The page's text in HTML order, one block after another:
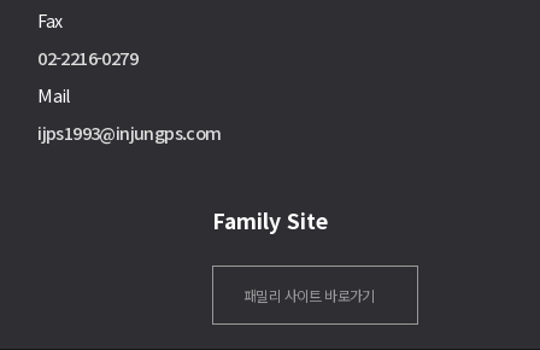
Fax
02-2216-0279
Mail
ijps1993@injungps.com
Family Site
패밀리 사이트 바로가기